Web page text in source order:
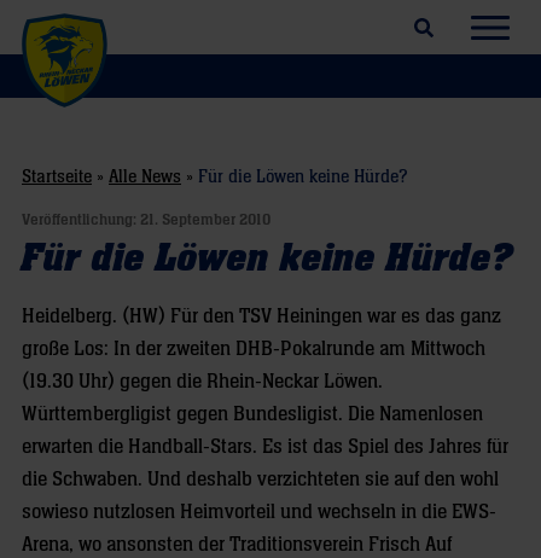
Suchfeld öffnen
Startseite » Alle News » Für die Löwen keine Hürde?
Veröffentlichung: 21. September 2010
Für die Löwen keine Hürde?
Heidelberg. (HW) Für den TSV Heiningen war es das ganz
große Los: In der zweiten DHB-Pokalrunde am Mittwoch
(19.30 Uhr) gegen die Rhein-Neckar Löwen.
Württembergligist gegen Bundesligist. Die Namenlosen
erwarten die Handball-Stars. Es ist das Spiel des Jahres für
die Schwaben. Und deshalb verzichteten sie auf den wohl
sowieso nutzlosen Heimvorteil und wechseln in die EWS-
Arena, wo ansonsten der Traditionsverein Frisch Auf